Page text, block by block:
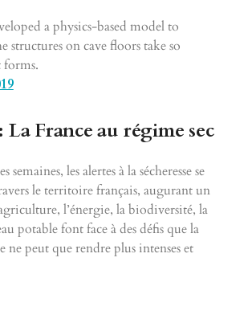
a physics-based model to
structures on cave floors take so
France au régime sec
semaines, les alertes à la sécheresse se
le territoire français, augurant un
l’énergie, la biodiversité, la
potable font face à des défis que la
ne peut que rendre plus intenses et